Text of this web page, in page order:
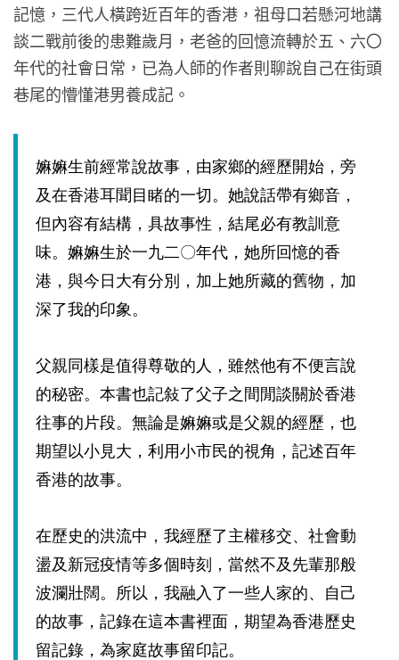
記憶，三代人橫跨近百年的香港，祖母口若懸河地講
談二戰前後的患難歲月，老爸的回憶流轉於五、六〇
年代的社會日常，已為人師的作者則聊說自己在街頭
巷尾的懵懂港男養成記。
嫲嫲生前經常說故事，由家鄉的經歷開始，旁
及在香港耳聞目睹的一切。她說話帶有鄉音，
但內容有結構，具故事性，結尾必有教訓意
味。嫲嫲生於一九二〇年代，她所回憶的香
港，與今日大有分別，加上她所藏的舊物，加
深了我的印象。
父親同樣是值得尊敬的人，雖然他有不便言說
的秘密。本書也記敍了父子之間閒談關於香港
往事的片段。無論是嫲嫲或是父親的經歷，也
期望以小見大，利用小市民的視角，記述百年
香港的故事。
在歷史的洪流中，我經歷了主權移交、社會動
盪及新冠疫情等多個時刻，當然不及先輩那般
波瀾壯闊。所以，我融入了一些人家的、自己
的故事，記錄在這本書裡面，期望為香港歷史
留記錄，為家庭故事留印記。